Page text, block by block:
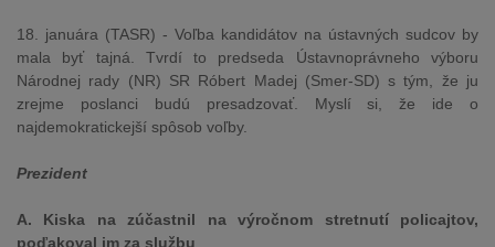
18. januára (TASR) - Voľba kandidátov na ústavných sudcov by
mala byť tajná. Tvrdí to predseda Ústavnoprávneho výboru
Národnej rady (NR) SR Róbert Madej (Smer-SD) s tým, že ju
zrejme poslanci budú presadzovať. Myslí si, že ide o
najdemokratickejší spôsob voľby.
Prezident
A. Kiska na zúčastnil na výročnom stretnutí policajtov,
poďakoval im za službu